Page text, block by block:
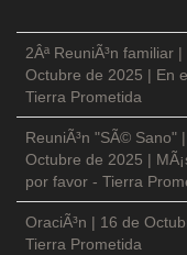
2Âª ReuniÃ³n familiar
Octubre de 2025 | En
Tierra Prometida
ReuniÃ³n "SÃ© Sano"
Octubre de 2025 |
por favor - Tierra
OraciÃ³n | 16 de
Tierra Prometida